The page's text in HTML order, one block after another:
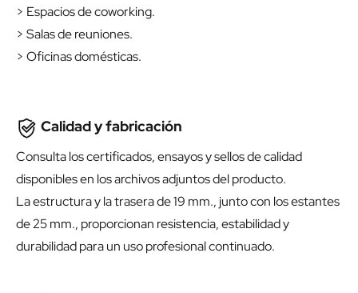
> Espacios de coworking.
> Salas de reuniones.
> Oficinas domésticas.
Calidad y fabricación
Consulta los certificados, ensayos y sellos de calidad
disponibles en los archivos adjuntos del producto.
La estructura y la trasera de 19 mm., junto con los estantes
de 25 mm., proporcionan resistencia, estabilidad y
durabilidad para un uso profesional continuado.